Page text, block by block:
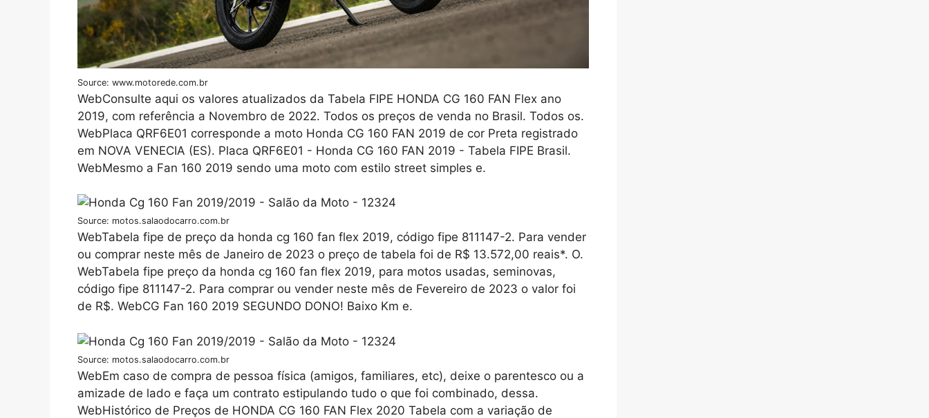
Source: www.motorede.com.br
WebConsulte aqui os valores atualizados da Tabela FIPE HONDA CG 160 FAN Flex ano
2019, com referência a Novembro de 2022. Todos os preços de venda no Brasil. Todos os.
WebPlaca QRF6E01 corresponde a moto Honda CG 160 FAN 2019 de cor Preta registrado
em NOVA VENECIA (ES). Placa QRF6E01 - Honda CG 160 FAN 2019 - Tabela FIPE Brasil.
WebMesmo a Fan 160 2019 sendo uma moto com estilo street simples e.
Source: motos.salaodocarro.com.br
WebTabela fipe de preço da honda cg 160 fan flex 2019, código fipe 811147-2. Para vender
ou comprar neste mês de Janeiro de 2023 o preço de tabela foi de R$ 13.572,00 reais*. O.
WebTabela fipe preço da honda cg 160 fan flex 2019, para motos usadas, seminovas,
código fipe 811147-2. Para comprar ou vender neste mês de Fevereiro de 2023 o valor foi
de R$. WebCG Fan 160 2019 SEGUNDO DONO! Baixo Km e.
Source: motos.salaodocarro.com.br
WebEm caso de compra de pessoa física (amigos, familiares, etc), deixe o parentesco ou a
amizade de lado e faça um contrato estipulando tudo o que foi combinado, dessa.
WebHistórico de Preços de HONDA CG 160 FAN Flex 2020 Tabela com a variação de